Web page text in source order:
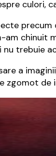
culori,
am chinuit
trebuie
a
zgomot de